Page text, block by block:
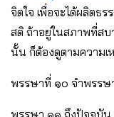
จิตใจ เพื่อจะได้ผลิตธ
สติ ถ้าอยู่ในสภาพที่สบ
นั้น ก็ต้องดูตามความเ
พรรษาที่ ๑๐ จำพรรษ
พรรษา ๑๑ ถึงปัจจุบั